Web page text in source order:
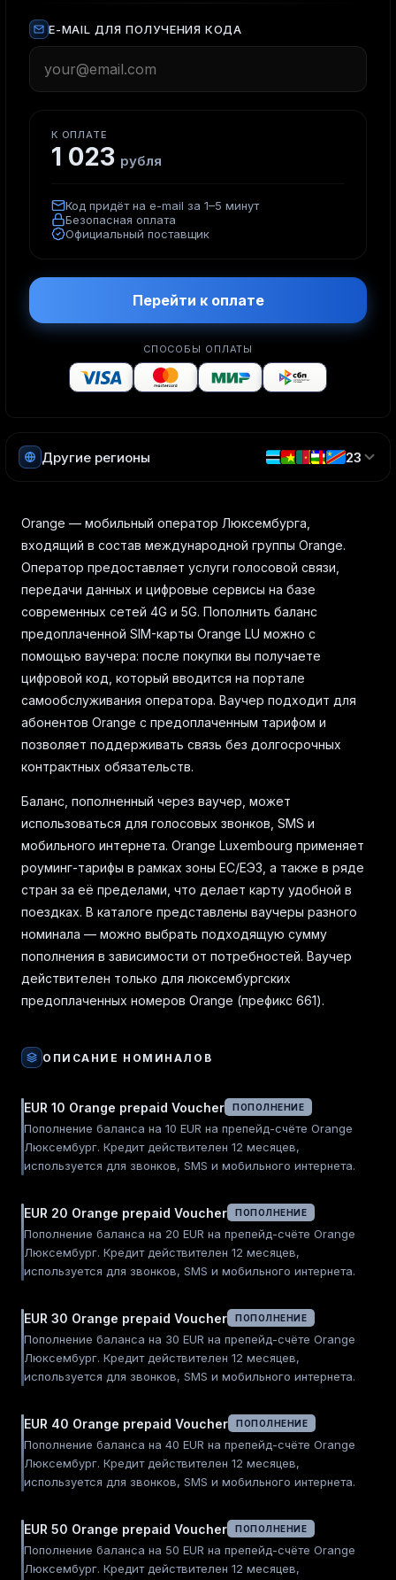
Другие регионы 23
E-MAIL ДЛЯ ПОЛУЧЕНИЯ КОДА
К ОПЛАТЕ
1 023 рубля
Код придёт на e-mail за 1–5 минут
Безопасная оплата
Официальный поставщик
Перейти к оплате
СПОСОБЫ ОПЛАТЫ
Orange — мобильный оператор Люксембурга,
входящий в состав международной группы Orange.
Оператор предоставляет услуги голосовой связи,
передачи данных и цифровые сервисы на базе
современных сетей 4G и 5G. Пополнить баланс
предоплаченной SIM-карты Orange LU можно с
помощью ваучера: после покупки вы получаете
цифровой код, который вводится на портале
самообслуживания оператора. Ваучер подходит для
абонентов Orange с предоплаченным тарифом и
позволяет поддерживать связь без долгосрочных
контрактных обязательств.
Баланс, пополненный через ваучер, может
использоваться для голосовых звонков, SMS и
мобильного интернета. Orange Luxembourg применяет
роуминг-тарифы в рамках зоны ЕС/ЕЭЗ, а также в ряде
стран за её пределами, что делает карту удобной в
поездках. В каталоге представлены ваучеры разного
номинала — можно выбрать подходящую сумму
пополнения в зависимости от потребностей. Ваучер
действителен только для люксембургских
предоплаченных номеров Orange (префикс 661).
ОПИСАНИЕ НОМИНАЛОВ
EUR 10 Orange prepaid Voucher ПОПОЛНЕНИЕ
Пополнение баланса на 10 EUR на препейд-счёте Orange
Люксембург. Кредит действителен 12 месяцев,
используется для звонков, SMS и мобильного интернета.
EUR 20 Orange prepaid Voucher ПОПОЛНЕНИЕ
Пополнение баланса на 20 EUR на препейд-счёте Orange
Люксембург. Кредит действителен 12 месяцев,
используется для звонков, SMS и мобильного интернета.
EUR 30 Orange prepaid Voucher ПОПОЛНЕНИЕ
Пополнение баланса на 30 EUR на препейд-счёте Orange
Люксембург. Кредит действителен 12 месяцев,
используется для звонков, SMS и мобильного интернета.
EUR 40 Orange prepaid Voucher ПОПОЛНЕНИЕ
Пополнение баланса на 40 EUR на препейд-счёте Orange
Люксембург. Кредит действителен 12 месяцев,
используется для звонков, SMS и мобильного интернета.
EUR 50 Orange prepaid Voucher ПОПОЛНЕНИЕ
Пополнение баланса на 50 EUR на препейд-счёте Orange
Люксембург. Кредит действителен 12 месяцев,